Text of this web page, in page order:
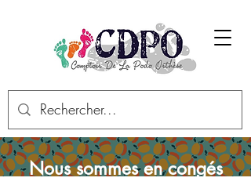
Nous sommes en congés